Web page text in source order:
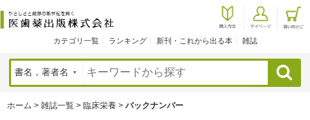
カテゴリ一覧 ランキング 新刊・これから出る本 雑誌
検索
ホーム > 雑誌一覧 > 臨床栄養 > バックナンバー